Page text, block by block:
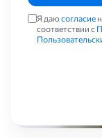
Я даюсогласие
соответствии с